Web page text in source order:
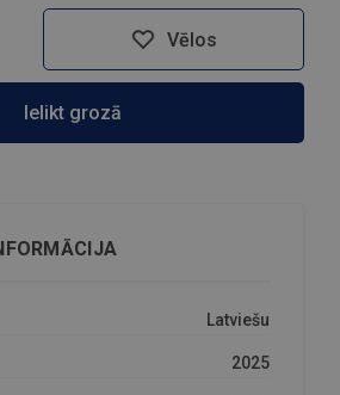
Vēlos
Ielikt grozā
Latviešu
2025